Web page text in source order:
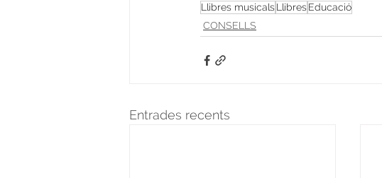
Llibres musicals Llibres Educació
CONSELLS
Entrades recents